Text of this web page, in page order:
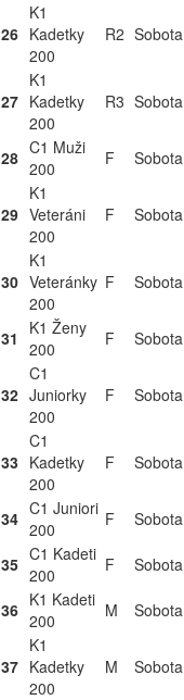
26
K1
Kadetky
200
R2 Sobota
27
K1
Kadetky
200
R3 Sobota
28 C1 Muži
200
F Sobota
29
K1
Veteráni
200
F Sobota
30
K1
Veteránky
200
F Sobota
31
K1 Ženy
200
F Sobota
32
C1
Juniorky
200
F Sobota
33
C1
Kadetky
200
F Sobota
34 C1 Juniori
200
F Sobota
35 C1 Kadeti
200
F Sobota
36 K1 Kadeti
200
M Sobota
37
K1
Kadetky
200
M Sobota